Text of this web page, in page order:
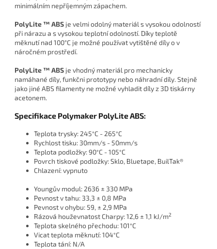
minimálním nepříjemným zápachem.
PolyLite ™ ABS je velmi odolný materiál s vysokou odolností
při nárazu a s vysokou teplotní odolností. Díky teplotě
měknutí nad 100°C je možné používat vytištěné díly o v
náročném prostředí.
PolyLite ™ ABS je vhodný materiál pro mechanicky
namáhané díly, funkčni prototypy nebo náhradní díly. Stejně
jako jiné ABS filamenty ne možné vyhladit díly z 3D tiskárny
acetonem.
Specifikace Polymaker PolyLite ABS:
Teplota trysky: 245°C - 265°C
Rychlost tisku: 30mm/s - 50mm/s
Teplota podložky: 90°C - 105°C
Povrch tiskové podložky: Sklo, Bluetape, BuilTak®
Chlazení: vypnuto
Youngův modul: 2636 ± 330 MPa
Pevnost v tahu: 33,3 ± 0,8 MPa
Pevnost v ohybu: 59, ± 2,9 MPa
Rázová houževnatost Charpy: 12,6 ± 1,1 kJ/m2
Teplota skelného přechodu: 101°C
Vicat teplota měknutí: 104°C
Teplota tání: N/A